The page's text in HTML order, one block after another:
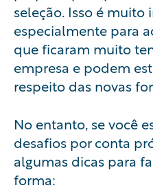
seleção. Isso é muito
especialmente para
que ficaram muito
empresa e podem
respeito das novas
No entanto, se você
desafios por conta
algumas dicas para
forma: